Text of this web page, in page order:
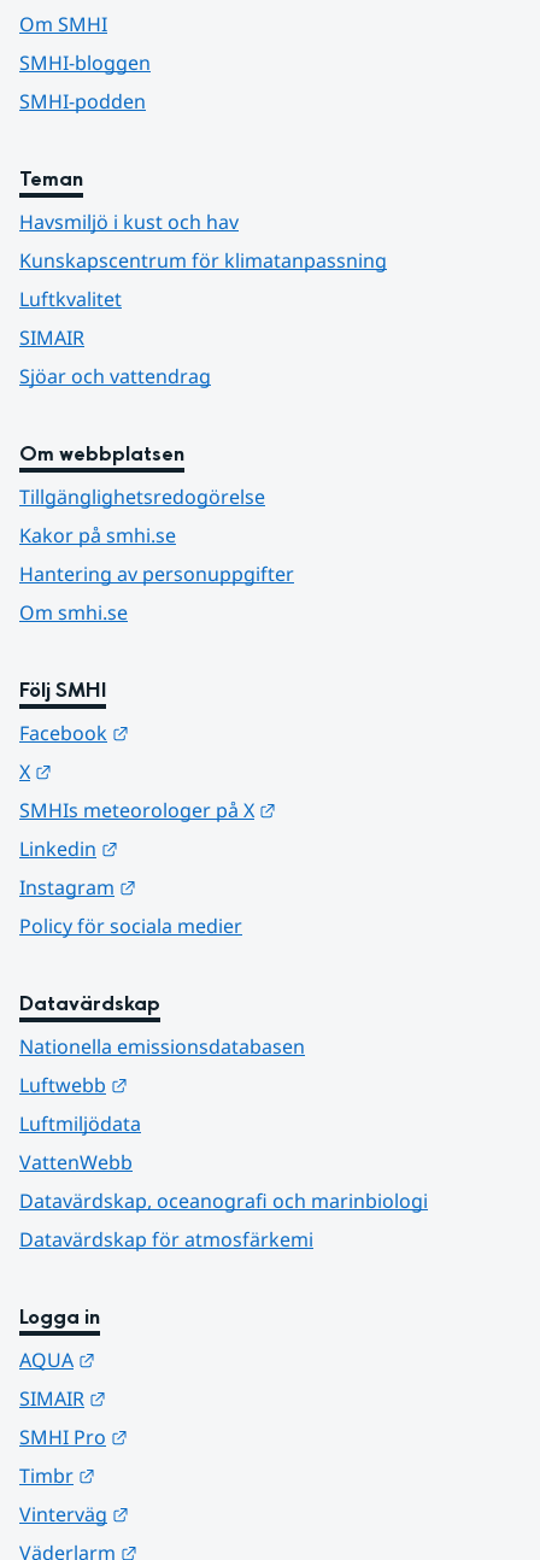
Om SMHI
SMHI-bloggen
SMHI-podden
Teman
Havsmiljö i kust och hav
Kunskapscentrum för klimatanpassning
Luftkvalitet
SIMAIR
Sjöar och vattendrag
Om webbplatsen
Tillgänglighetsredogörelse
Kakor på smhi.se
Hantering av personuppgifter
Om smhi.se
Följ SMHI
Facebook
X
SMHIs meteorologer på X
Linkedin
Instagram
Policy för sociala medier
Datavärdskap
Nationella emissionsdatabasen
Luftwebb
Luftmiljödata
VattenWebb
Datavärdskap, oceanografi och marinbiologi
Datavärdskap för atmosfärkemi
Logga in
AQUA
SIMAIR
SMHI Pro
Timbr
Vinterväg
Väderlarm